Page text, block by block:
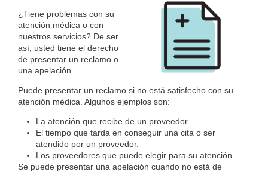
¿Tiene problemas con su
atención médica o con
nuestros servicios? De ser
así, usted tiene el derecho
de presentar un reclamo o
una apelación.
Puede presentar un reclamo si no está satisfecho con su
atención médica. Algunos ejemplos son:
La atención que recibe de un proveedor.
El tiempo que tarda en conseguir una cita o ser
atendido por un proveedor.
Los proveedores que puede elegir para su atención.
Se puede presentar una apelación cuando no está de